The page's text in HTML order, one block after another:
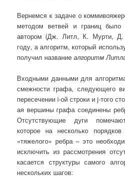
Вернемся к задаче о
методом ветвей и границ было
автором (Дж. Литл, К. Мурти,
году, а алгоритм, который
получил названиеалгоритм
Входными данными для
смежности графа, следующего
пересечении i-ой строки и j-того
ая вершины графа соединены
Отсутствующие дуги
которое на несколько
«тяжелого» ребра – это
исключить из рассмотрения
касается структуры самого
нескольких шагов: